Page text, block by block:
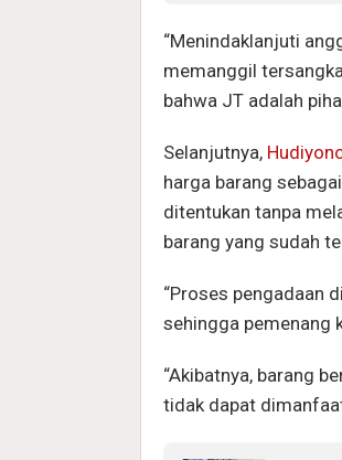
“Menindaklanjuti
memanggil
bahwa JT adalah
Selanjutnya,
harga barang
ditentukan tanpa
barang yang sudah
“Proses pengadaan
sehingga pemenang
“Akibatnya, barang
tidak dapat